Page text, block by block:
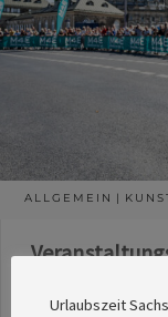
ALLGEMEIN
Urlaubszeit